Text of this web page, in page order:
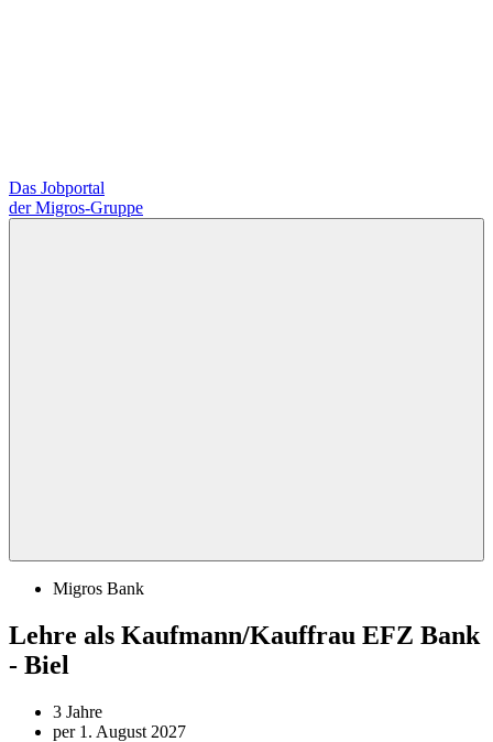
Das Jobportal
der Migros-Gruppe
Migros Bank
Lehre als Kaufmann/Kauffrau EFZ Bank
- Biel
3 Jahre
per 1. August 2027